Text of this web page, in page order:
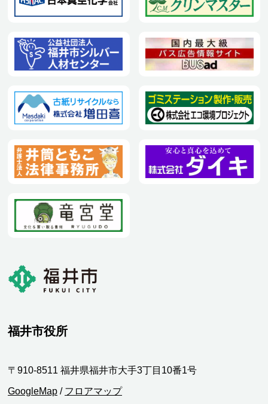
福井市役所
〒910-8511 福井県福井市大手3丁目10番1号
GoogleMap / フロアマップ